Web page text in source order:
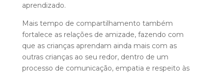
aprendizado.
Mais tempo de compartilhamento também
fortalece as relações de amizade, fazendo com
que as crianças aprendam ainda mais com as
outras crianças ao seu redor, dentro de um
processo de comunicação, empatia e respeito às